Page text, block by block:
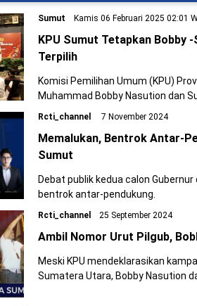
Sumut Kamis 06 Februari 2025 02:01
KPU Sumut Tetapkan Bobby
Terpilih
Komisi Pemilihan Umum (KPU)
Muhammad Bobby Nasution dan
wakil gubernur Sumut terpilih.
Rcti_channel 7 November 2024
Memalukan, Bentrok Antar-
Sumut
Debat publik kedua calon
bentrok antar-pendukung.
Rcti_channel 25 September 2024
Ambil Nomor Urut Pilgub,
Meski KPU mendeklarasikan
Sumatera Utara, Bobby Nasution